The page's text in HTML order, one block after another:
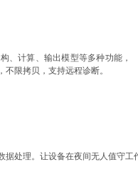
、计算、输出模型等多种功能，
限拷贝，支持远程诊断。
据处理。让设备在夜间无人值守工